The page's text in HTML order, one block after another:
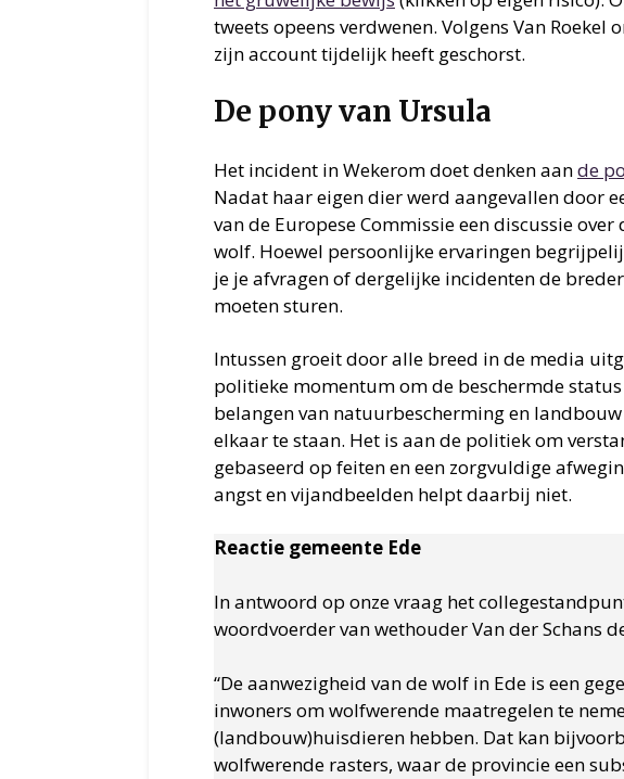
tweets opeens verdwenen. Volgens Van Roekel
zijn account tijdelijk heeft geschorst.
De pony van Ursula
Het incident in Wekerom doet denken aande
Nadat haar eigen dier werd aangevallen door
van de Europese Commissie een discussie
wolf. Hoewel persoonlijke ervaringen
je je afvragen of dergelijke incidenten de
moeten sturen.
Intussen groeit door alle breed in de media
politieke momentum om de beschermde
belangen van natuurbescherming en
elkaar te staan. Het is aan de politiek om
gebaseerd op feiten en een zorgvuldige
angst en vijandbeelden helpt daarbij niet.
Reactie gemeente Ede
In antwoord op onze vraag het
woordvoerder van wethouder Van der Schans
“De aanwezigheid van de wolf in Ede is een
inwoners om wolfwerende maatregelen te
(landbouw)huisdieren hebben. Dat kan
wolfwerende rasters, waar de provincie een